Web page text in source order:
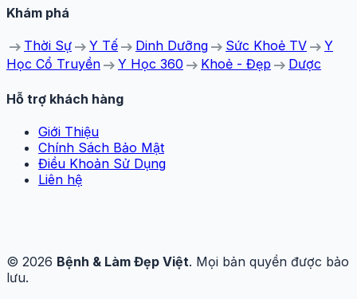
Khám phá
arrow_right_alt Thời Sự arrow_right_alt Y Tế arrow_right_alt Dinh Dưỡng arrow_right_alt Sức Khoẻ TV arrow_right_alt Y
Học Cổ Truyền arrow_right_alt Y Học 360 arrow_right_alt Khoẻ - Đẹp arrow_right_alt Dược
Hỗ trợ khách hàng
Giới Thiệu
Chính Sách Bảo Mật
Điều Khoản Sử Dụng
Liên hệ
© 2026 Bệnh & Làm Đẹp Việt. Mọi bản quyền được bảo
lưu.